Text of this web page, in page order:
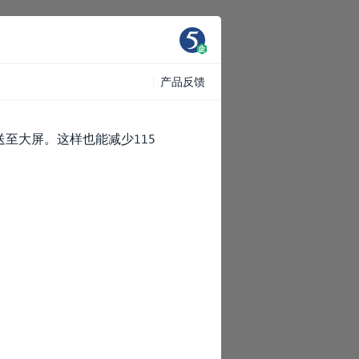
产品反馈
大屏。这样也能减少115